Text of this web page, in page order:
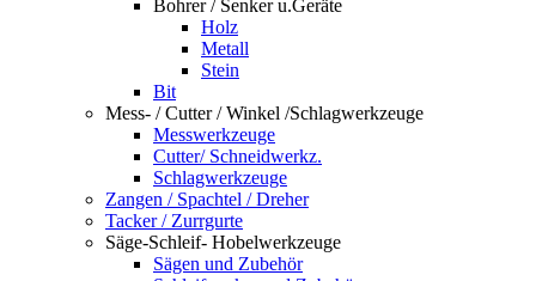
Bohrer / Senker u.Geräte
Holz
Metall
Stein
Bit
Mess- / Cutter / Winkel /Schlagwerkzeuge
Messwerkzeuge
Cutter/ Schneidwerkz.
Schlagwerkzeuge
Zangen / Spachtel / Dreher
Tacker / Zurrgurte
Säge-Schleif- Hobelwerkzeuge
Sägen und Zubehör